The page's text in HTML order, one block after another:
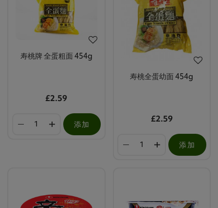
寿桃牌 全蛋粗面 454g
£2.59
添加
寿桃全蛋幼面 454g
£2.59
添加